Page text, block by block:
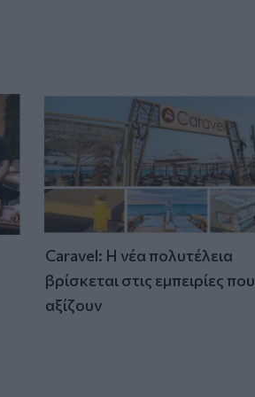
Caravel: Η νέα πολυτέλεια
βρίσκεται στις εμπειρίες που
αξίζουν